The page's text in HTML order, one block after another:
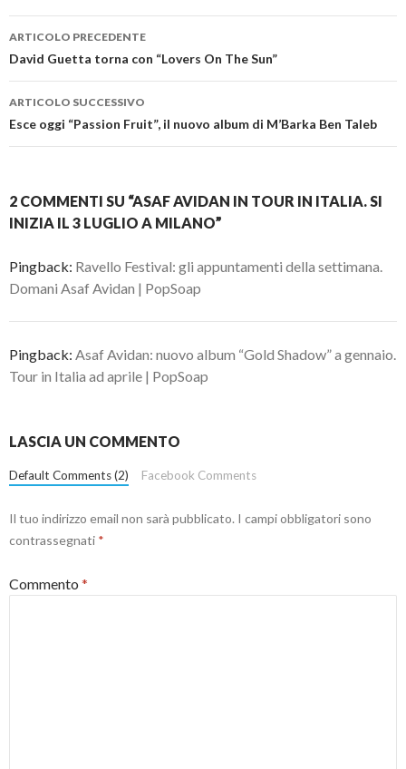
Navigazione
articolo
ARTICOLO PRECEDENTE
David Guetta torna con “Lovers On The Sun”
ARTICOLO SUCCESSIVO
Esce oggi “Passion Fruit”, il nuovo album di M’Barka Ben Taleb
2 COMMENTI SU “ASAF AVIDAN IN TOUR IN ITALIA. SI
INIZIA IL 3 LUGLIO A MILANO”
Pingback: Ravello Festival: gli appuntamenti della settimana.
Domani Asaf Avidan | PopSoap
Pingback: Asaf Avidan: nuovo album “Gold Shadow” a gennaio.
Tour in Italia ad aprile | PopSoap
LASCIA UN COMMENTO
Default Comments (2) Facebook Comments
Il tuo indirizzo email non sarà pubblicato. I campi obbligatori sono
contrassegnati *
Commento *